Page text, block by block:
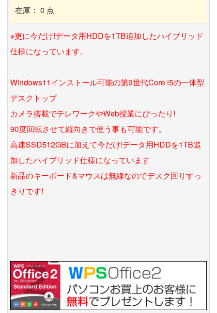
在庫： 0 点
※更に今だけ!データ用HDDを1TB追加したハイブリッド
仕様になっています。
Windows11インストール可能の第9世代Core i5の一体型
デスクトップ
カメラ搭載でテレワークやWeb授業にぴったり!
90度回転させて縦向きで使う事も可能です。
高速SSD512GBに加えて今だけ!データ用HDDを1TB追
加したハイブリッド仕様になっています
新品のキーボード&マウスは無線なのでデスク回りすっ
きりです!